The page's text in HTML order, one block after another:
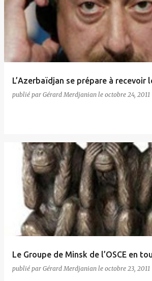
L’Azerbaïdjan se prépare à recevoir
publié par Gérard Merdjanian le octobre 24, 2011
Le Groupe de Minsk de l’OSCE en
publié par Gérard Merdjanian le octobre 23, 2011